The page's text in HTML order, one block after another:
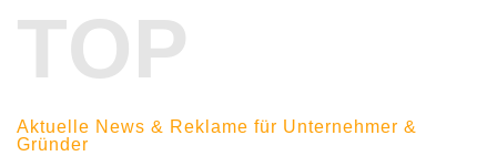
TOP
Aktuelle News & Reklame für Unternehmer &
Gründer